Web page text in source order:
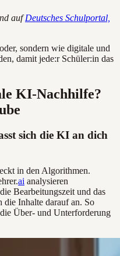
aufDeutsches Schulportal,
sondern wie digitale und
damit jede:r Schüler:in das
KI-Nachhilfe?
sich die KI an dich
in den Algorithmen.
ai analysieren
Bearbeitungszeit und das
die Inhalte darauf an. So
Über- und Unterforderung